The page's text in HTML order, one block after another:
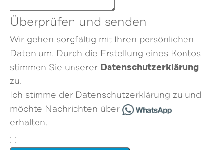
Überprüfen und senden
Wir gehen sorgfältig mit Ihren persönlichen
Daten um. Durch die Erstellung eines Kontos
stimmen Sie unserer Datenschutzerklärung
zu.
Ich stimme der Datenschutzerklärung zu und
möchte Nachrichten über
erhalten.